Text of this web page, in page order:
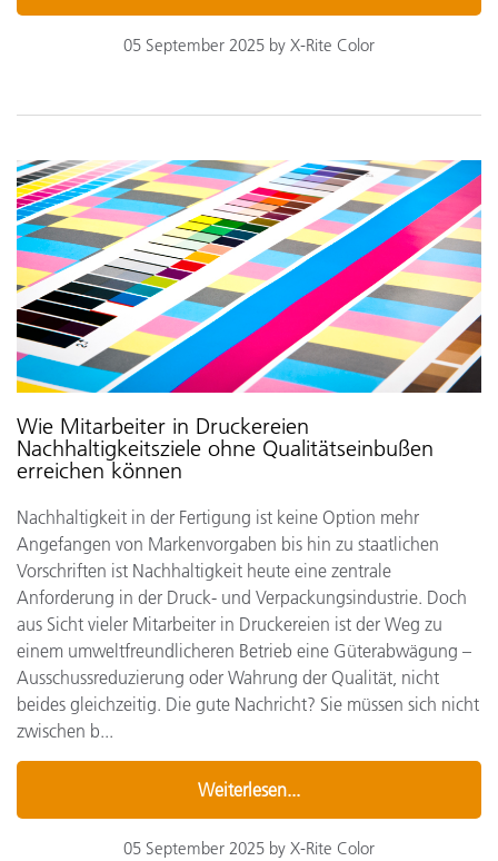
05 September 2025 by X-Rite Color
Wie Mitarbeiter in Druckereien
Nachhaltigkeitsziele ohne Qualitätseinbußen
erreichen können
Nachhaltigkeit in der Fertigung ist keine Option mehr
Angefangen von Markenvorgaben bis hin zu staatlichen
Vorschriften ist Nachhaltigkeit heute eine zentrale
Anforderung in der Druck- und Verpackungsindustrie. Doch
aus Sicht vieler Mitarbeiter in Druckereien ist der Weg zu
einem umweltfreundlicheren Betrieb eine Güterabwägung –
Ausschussreduzierung oder Wahrung der Qualität, nicht
beides gleichzeitig. Die gute Nachricht? Sie müssen sich nicht
zwischen b...
Weiterlesen...
05 September 2025 by X-Rite Color